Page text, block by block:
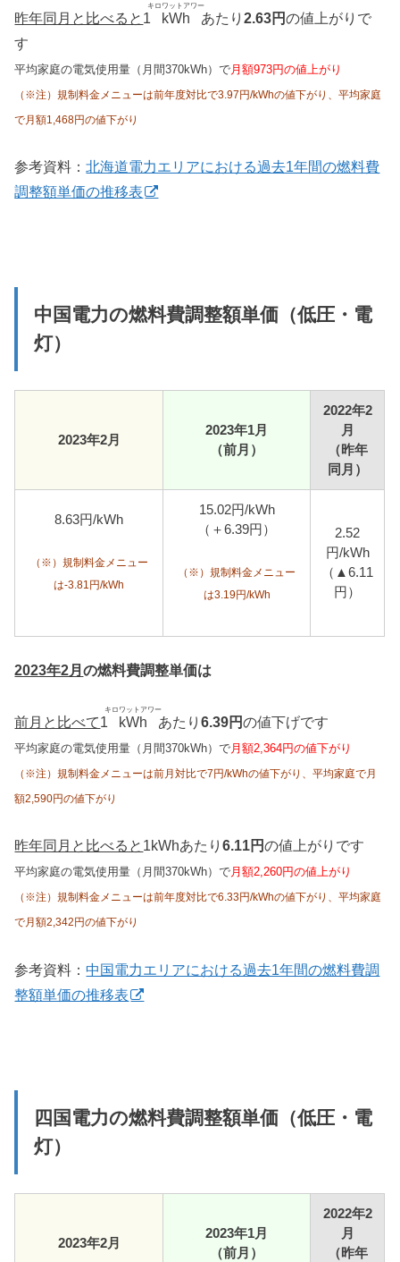
昨年同月と比べると 1 kWh
キロワットアワー
あたり2.63円の値上がりで
す
平均家庭の電気使用量（月間370kWh）で 月額973円の値上がり
（※注）規制料金メニューは前年度対比で3.97円/kWhの値下がり、平均家庭
で月額1,468円の値下がり
参考資料：北海道電力エリアにおける過去1年間の燃料費
調整額単価の推移表
中国電力の燃料費調整額単価（低圧・電
灯）
2023年2月
2023年1月
（前月）
2022年2
月
（昨年
同月）
8.63円/kWh
（※）規制料金メニュー
は-3.81円/kWh
15.02円/kWh
（＋6.39円）
（※）規制料金メニュー
は3.19円/kWh
2.52
円/kWh
（▲6.11
円）
2023年2月の燃料費調整単価は
前月と比べて1 kWh
キロワットアワー
あたり6.39円の値下げです
平均家庭の電気使用量（月間370kWh）で月額2,364円の値下がり
（※注）規制料金メニューは前月対比で7円/kWhの値下がり、平均家庭で月
額2,590円の値下がり
昨年同月と比べると 1kWhあたり6.11円の値上がりです
平均家庭の電気使用量（月間370kWh）で月額2,260円の値上がり
（※注）規制料金メニューは前年度対比で6.33円/kWhの値下がり、平均家庭
で月額2,342円の値下がり
参考資料：中国電力エリアにおける過去1年間の燃料費調
整額単価の推移表
四国電力の燃料費調整額単価（低圧・電
灯）
2023年2月
2023年1月
（前月）
2022年2
月
（昨年